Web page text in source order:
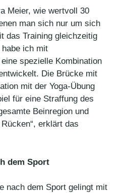
Meier, wie wertvoll 30
man sich nur um sich
das Training gleichzeitig
ich mit
spezielle Kombination
Die Brücke mit
mit der Yoga-Übung
für eine Straffung des
Beinregion und
erklärt das
dem Sport
nach dem Sport gelingt mit